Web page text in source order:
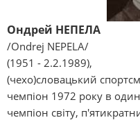
Ондрей НЕПЕЛА
/Ondrej NEPELA/
(1951 - 2.2.1989),
(чехо)словацький
чемпіон 1972 року в
чемпіон світу,